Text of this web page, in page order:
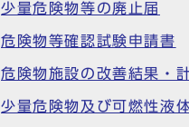
少量危険物等の廃止届
危険物等確認試験申請書
危険物施設の改善結果・
少量危険物及び可燃性液